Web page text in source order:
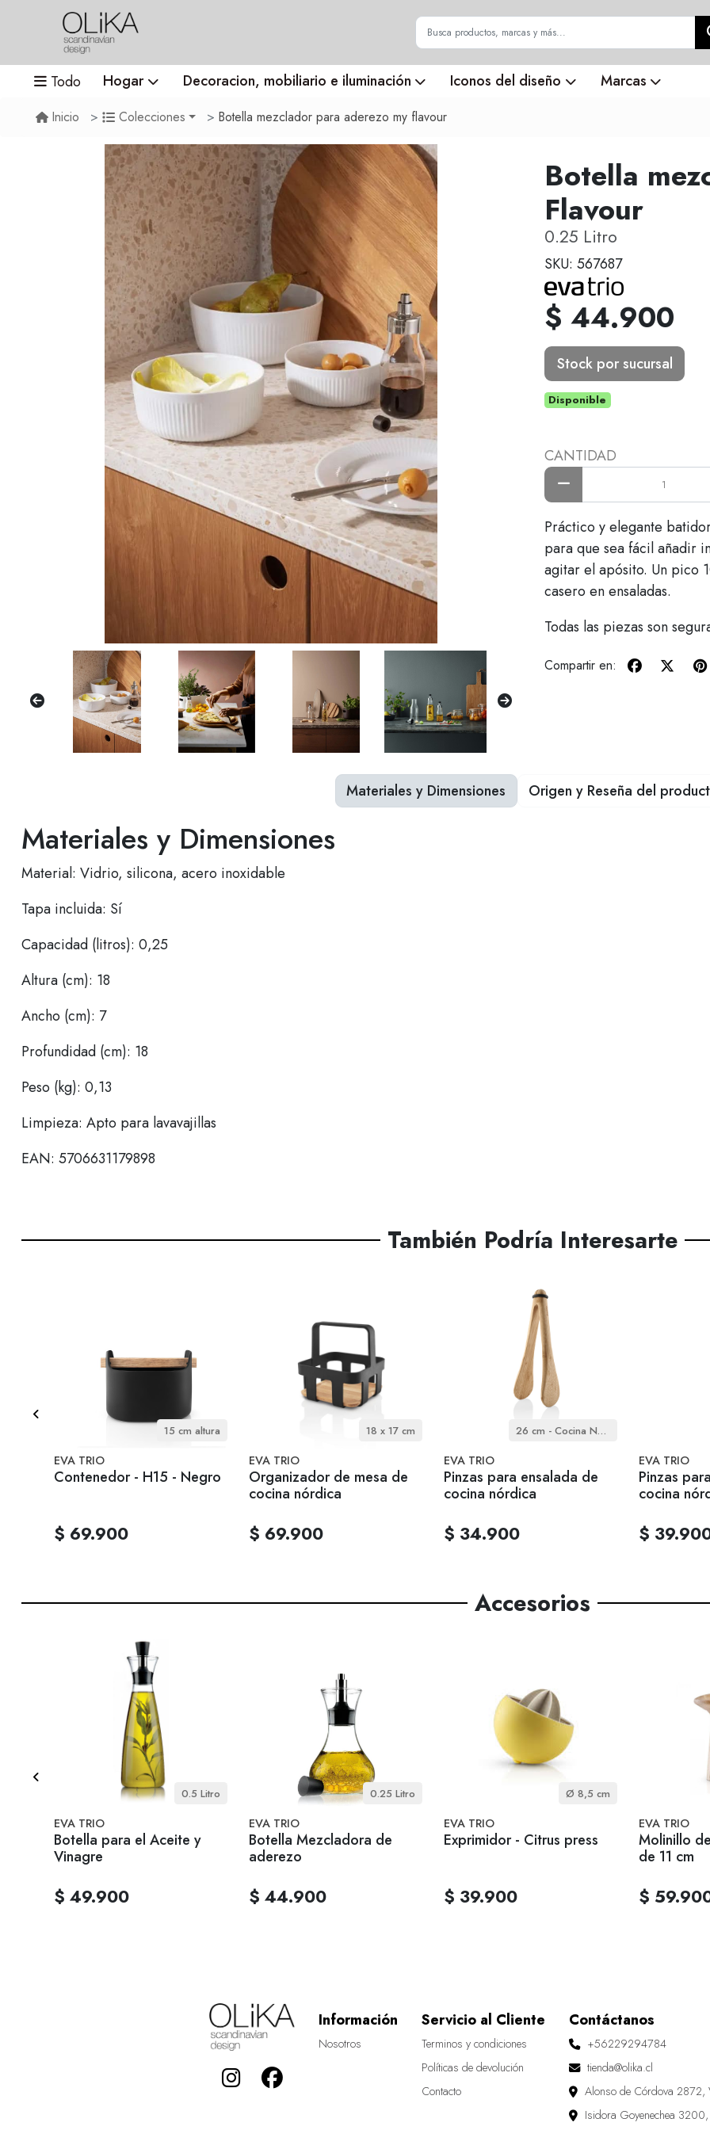
Todo Hogar Decoracion, mobiliario e iluminación Iconos del diseño Marcas
Inicio Colecciones Botella mezclador para aderezo my flavour
Botella
Flavour
0.25 Litro
SKU: 567687
$ 44.900
Stock por sucursal
Disponible
CANTIDAD
Práctico y elegante
para que sea fácil añadir
agitar el apósito. Un pico
casero en ensaladas.
Todas las piezas son
Compartir en:
Materiales y Dimensiones
Material: Vidrio, silicona, acero inoxidable
Tapa incluida: Sí
Capacidad (litros): 0,25
Altura (cm): 18
Ancho (cm): 7
Profundidad (cm): 18
Peso (kg): 0,13
Limpieza: Apto para lavavajillas
EAN: 5706631179898
Materiales y Dimensiones Origen y Reseña del
También Podría Interesarte
15 cm altura
EVA TRIO
Contenedor - H15 - Negro
$ 69.900
18 x 17 cm
EVA TRIO
Organizador de mesa de
cocina nórdica
$ 69.900
26 cm - Cocina Nórdica
EVA TRIO
Pinzas para ensalada de
cocina nórdica
$ 34.900
EVA TRIO
Pinzas
cocina
$
Accesorios
0.5 Litro
EVA TRIO
Botella para el Aceite y
Vinagre
$ 49.900
0.25 Litro
EVA TRIO
Botella Mezcladora de
aderezo
$ 44.900
Ø 8,5 cm
EVA TRIO
Exprimidor - Citrus press
$ 39.900
EVA TRIO
Molinillo
de 11 cm
$
Información
Nosotros
Servicio al Cliente
Terminos y condiciones
Políticas de devolución
Contacto
Contáctanos
+56229294784
tienda@olika.cl
Alonso de Córdova 2872,
Isidora Goyenechea